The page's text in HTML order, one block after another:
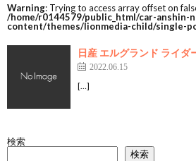
Warning: Trying to access array offset on
/home/r0144579/public_html/car-anshin-
content/themes/lionmedia-child/single-
日産 エルグランド ライダ
2022.06.15
[…]
検索
検索